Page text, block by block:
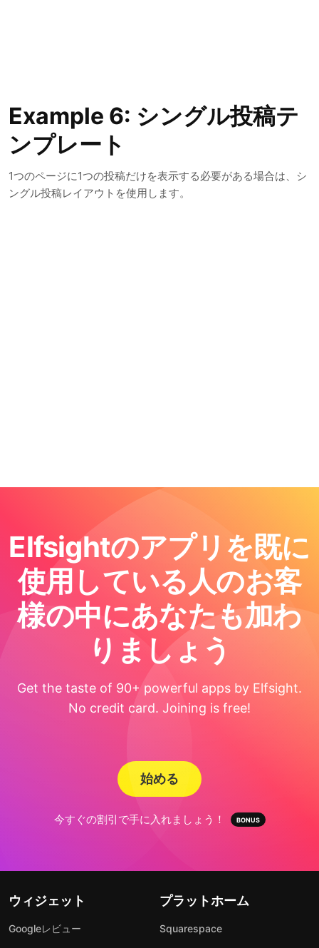
Example 6: シングル投稿テ
ンプレート
1つのページに1つの投稿だけを表示する必要がある場合は、シ
ングル投稿レイアウトを使用します。
Elfsightのアプリを既に
使用している人のお客
様の中にあなたも加わ
りましょう
Get the taste of 90+ powerful apps by Elfsight.
No credit card. Joining is free!
始める
今すぐの割引で手に入れましょう！
ウィジェット
Googleレビュー
プラットホーム
Squarespace